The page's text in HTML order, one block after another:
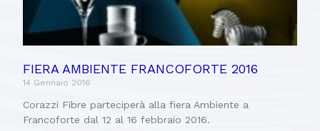
FIERA AMBIENTE FRANCOFORTE 2016
14 Gennaio 2016
Corazzi Fibre parteciperà alla fiera Ambiente a
Francoforte dal 12 al 16 febbraio 2016.